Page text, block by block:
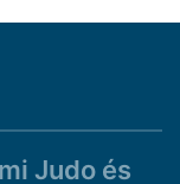
Judo és